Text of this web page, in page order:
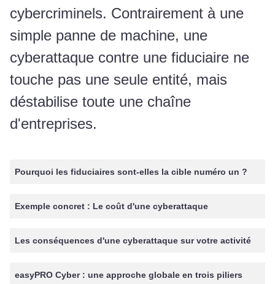
cybercriminels. Contrairement à une
simple panne de machine, une
cyberattaque contre une fiduciaire ne
touche pas une seule entité, mais
déstabilise toute une chaîne
d'entreprises.
Pourquoi les fiduciaires sont-elles la cible numéro un ?
Exemple concret : Le coût d'une cyberattaque
Les conséquences d'une cyberattaque sur votre activité
easyPRO Cyber : une approche globale en trois piliers